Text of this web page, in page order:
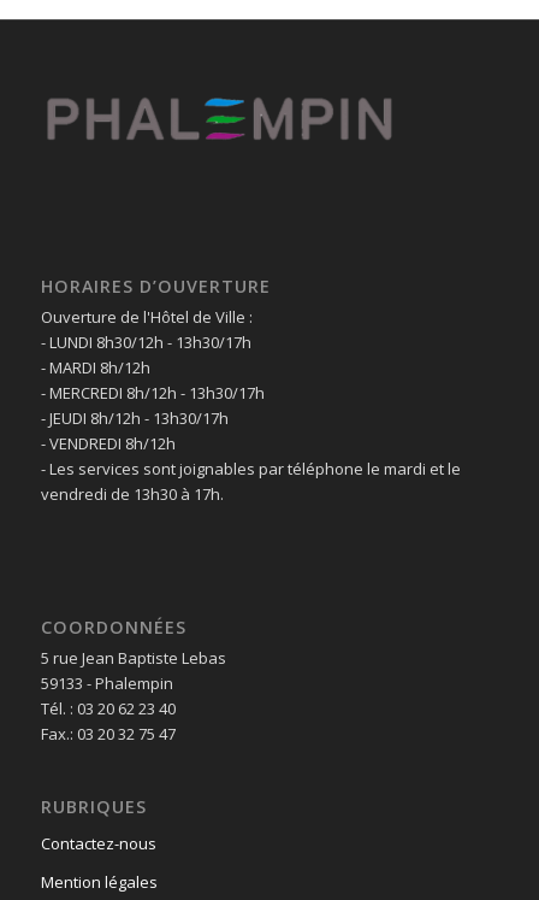
HORAIRES D’OUVERTURE
Ouverture de l'Hôtel de Ville :
- LUNDI 8h30/12h - 13h30/17h
- MARDI 8h/12h
- MERCREDI 8h/12h - 13h30/17h
- JEUDI 8h/12h - 13h30/17h
- VENDREDI 8h/12h
- Les services sont joignables par téléphone le mardi et le
vendredi de 13h30 à 17h.
COORDONNÉES
5 rue Jean Baptiste Lebas
59133 - Phalempin
Tél. : 03 20 62 23 40
Fax.: 03 20 32 75 47
RUBRIQUES
Contactez-nous
Mention légales